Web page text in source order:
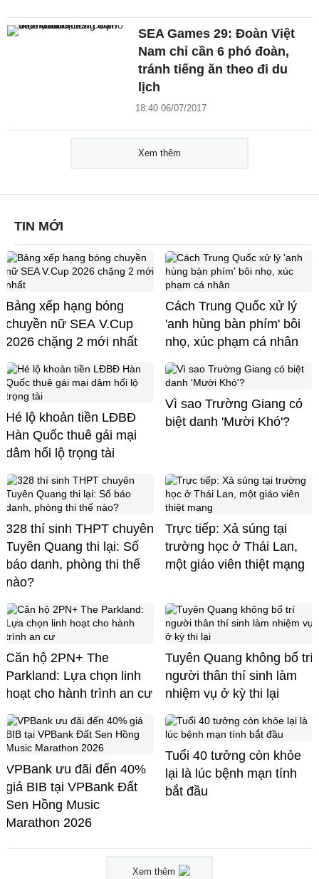
SEA Games 29: Đoàn Việt
Nam chỉ cần 6 phó đoàn,
tránh tiếng ăn theo đi du
lịch
18:40 06/07/2017
Xem thêm
TIN MỚI
Bảng xếp hạng bóng
chuyền nữ SEA V.Cup
2026 chặng 2 mới nhất
Cách Trung Quốc xử lý
'anh hùng bàn phím' bôi
nhọ, xúc phạm cá nhân
Hé lộ khoản tiền LĐBĐ
Hàn Quốc thuê gái mại
dâm hối lộ trọng tài
Vì sao Trường Giang có
biệt danh 'Mười Khó'?
328 thí sinh THPT chuyên
Tuyên Quang thi lại: Số
báo danh, phòng thi thế
nào?
Trực tiếp: Xả súng tại
trường học ở Thái Lan,
một giáo viên thiệt mạng
Căn hộ 2PN+ The
Parkland: Lựa chọn linh
hoạt cho hành trình an cư
Tuyên Quang không bố trí
người thân thí sinh làm
nhiệm vụ ở kỳ thi lại
VPBank ưu đãi đến 40%
giá BIB tại VPBank Đất
Sen Hồng Music
Marathon 2026
Tuổi 40 tưởng còn khỏe
lại là lúc bệnh mạn tính
bắt đầu
Xem thêm